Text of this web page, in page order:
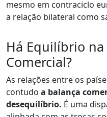
mesmo em contraciclo
a relação bilateral como
Há Equilíbrio na
Comercial?
As relações entre os
contudo a balança
desequilíbrio. É uma